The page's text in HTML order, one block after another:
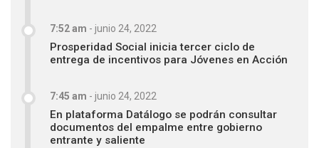
7:52 am - junio 24, 2022
Prosperidad Social inicia tercer ciclo de
entrega de incentivos para Jóvenes en Acción
7:45 am - junio 24, 2022
En plataforma Datálogo se podrán consultar
documentos del empalme entre gobierno
entrante y saliente